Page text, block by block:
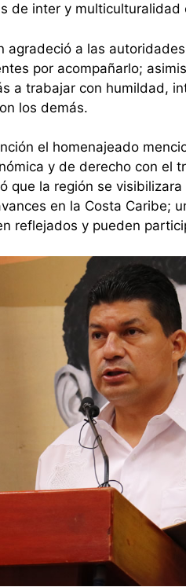
de inter y multiculturalidad
agradeció a las
por acompañarlo;
a trabajar con humildad,
los demás.
el homenajeado
y de derecho con el
que la región se
en la Costa Caribe;
reflejados y pueden